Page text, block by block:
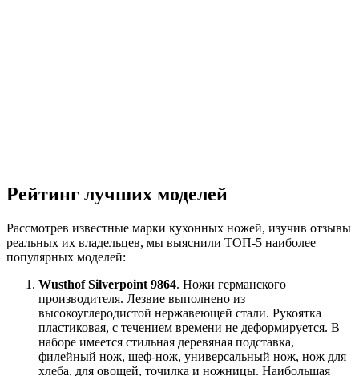
Рейтинг лучших моделей
Рассмотрев известные марки кухонных ножей, изучив отзывы
реальных их владельцев, мы выяснили ТОП-5 наиболее
популярных моделей:
Wusthof Silverpoint 9864. Ножи германского
производителя. Лезвие выполнено из
высокоуглеродистой нержавеющей стали. Рукоятка
пластиковая, с течением времени не деформируется. В
наборе имеется стильная деревяная подставка,
филейный нож, шеф-нож, универсальный нож, нож для
хлеба, для овощей, точилка и ножницы. Наибольшая